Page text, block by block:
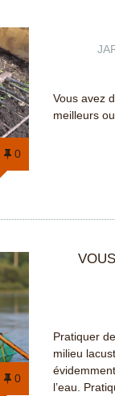
0
Vous avez
meilleurs
0
Pratiquer
milieu
l’eau.